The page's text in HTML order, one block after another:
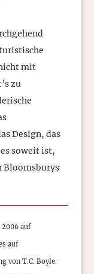
mit
zu
Design, das
soweit ist,
Bloomsburys
auf
auf
von T.C. Boyle.